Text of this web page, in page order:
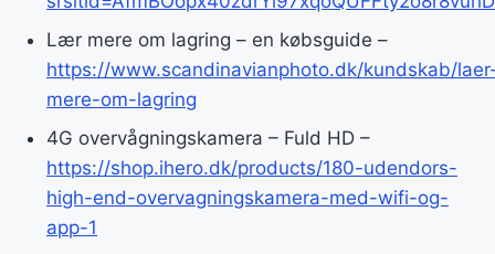
Lær mere om lagring – en købsguide –
https://www.scandinavianphoto.dk/kundskab/
mere-om-lagring
4G overvågningskamera – Fuld HD –
https://shop.ihero.dk/products/180-udendors-
high-end-overvagningskamera-med-wifi-og-
app-1